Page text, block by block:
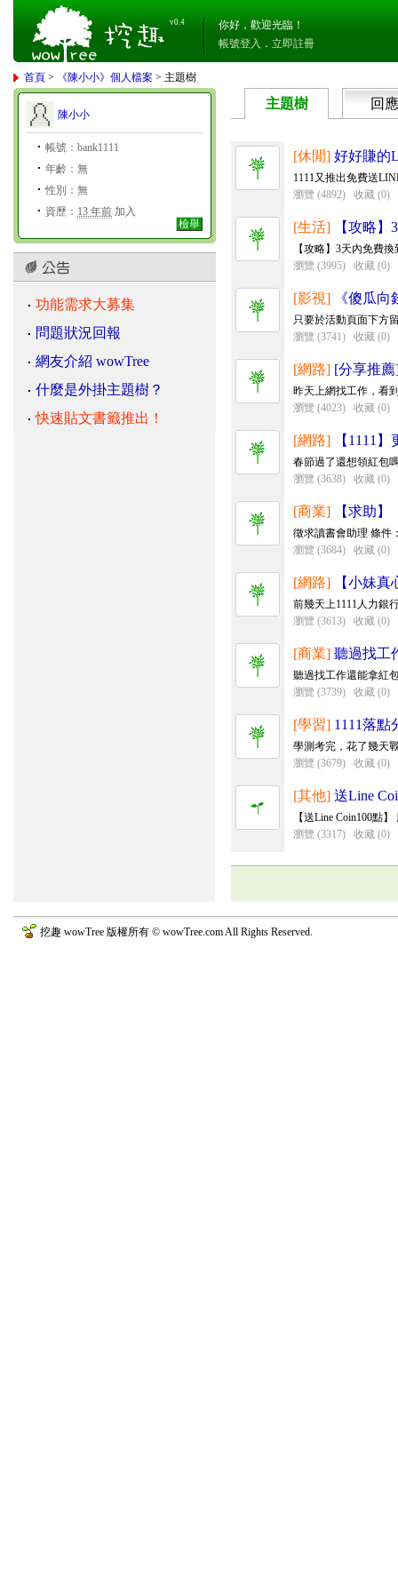
v0.4
你好，歡迎光臨！
帳號登入 ． 立即註冊
首頁 > 《陳小小》個人檔案 > 主題樹
陳小小
帳號：bank1111
年齡：無
性別：無
資歷： 13 年前 加入
檢舉
功能需求大募集
問題狀況回報
網友介紹 wowTree
什麼是外掛主題樹？
快速貼文書籤推出！
主題樹 回應
[休閒] 好好賺的
1111又推出免費送
瀏覽 (4892)
收藏 (0)
[生活] 【攻略
【攻略】3天內免費
瀏覽 (3995)
收藏 (0)
[影視] 《傻瓜
只要於活動頁面下方
瀏覽 (3741)
收藏 (0)
[網路] [分享推
昨天上網找工作，看
瀏覽 (4023)
收藏 (0)
[網路] 【1111
春節過了還想領紅包
瀏覽 (3638)
收藏 (0)
[商業] 【求助
徵求讀書會助理 條件
瀏覽 (3684)
收藏 (0)
[網路] 【小妹
前幾天上1111人力銀
瀏覽 (3613)
收藏 (0)
[商業] 聽過找工
聽過找工作還能拿紅
瀏覽 (3739)
收藏 (0)
[學習] 1111落點
學測考完，花了幾天
瀏覽 (3679)
收藏 (0)
[其他] 送Line
【送Line Coin100點
瀏覽 (3317)
收藏 (0)
挖趣 wowTree 版權所有 © wowTree.com All Rights Reserved.